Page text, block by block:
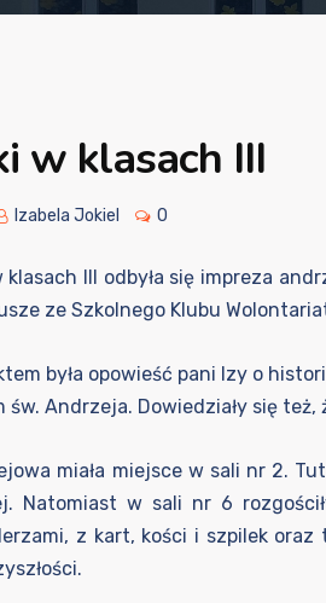
w klasach III
Izabela Jokiel 0
III odbyła się impreza
ze Szkolnego Klubu
była opowieść pani Izy o
św. Andrzeja. Dowiedziały się
miała miejsce w sali nr 2.
Natomiast w sali nr 6
z kart, kości i szpilek